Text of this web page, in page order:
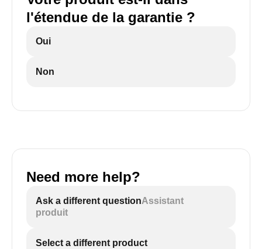
l'étendue de la garantie ?
Oui
Non
Need more help?
Ask a different questionAssistant
produit
Select a different product